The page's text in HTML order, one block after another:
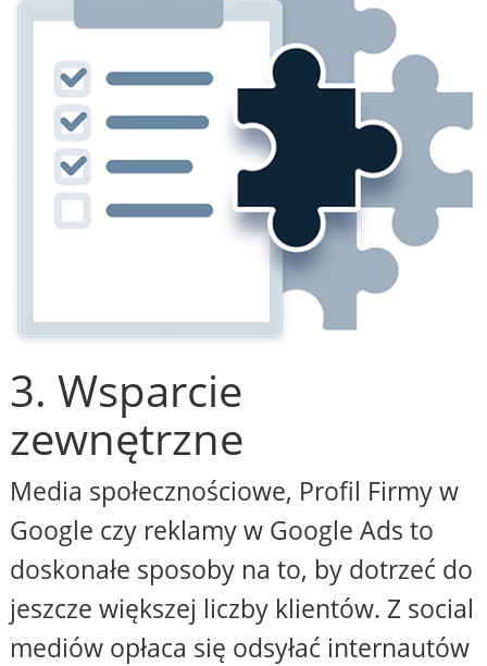
3. Wsparcie
zewnętrzne
Media społecznościowe, Profil Firmy w
Google czy reklamy w Google Ads to
doskonałe sposoby na to, by dotrzeć do
jeszcze większej liczby klientów. Z social
mediów opłaca się odsyłać internautów